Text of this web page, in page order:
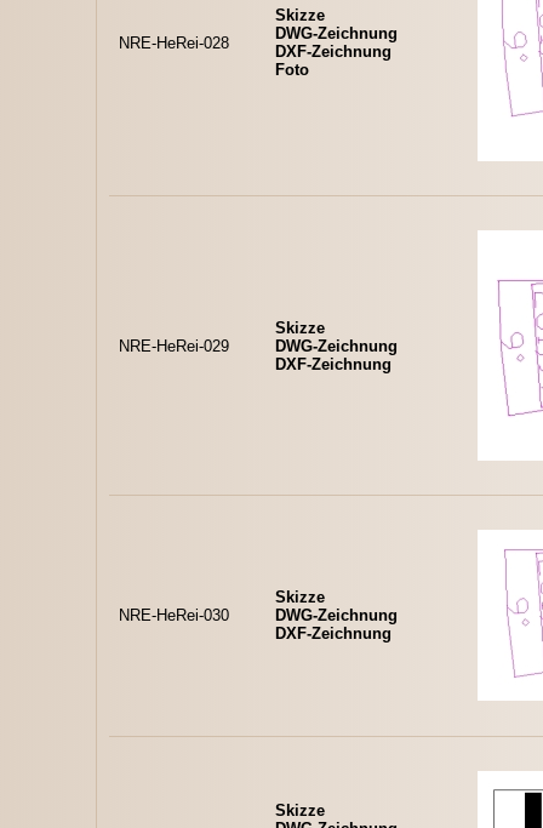
NRE-HeRei-028
Skizze
DWG-Zeichnung
DXF-Zeichnung
Foto
NRE-HeRei-029
Skizze
DWG-Zeichnung
DXF-Zeichnung
NRE-HeRei-030
Skizze
DWG-Zeichnung
DXF-Zeichnung
Skizze